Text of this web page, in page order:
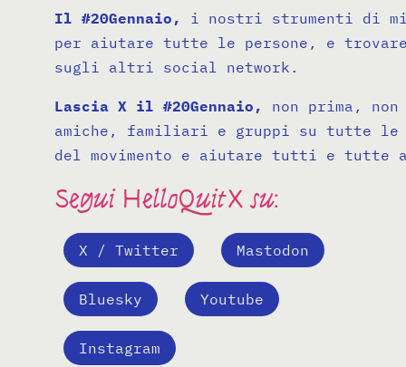
Il #20Gennaio,
i nostri strumenti di
per aiutare tutte le persone, e trovare
sugli altri social network.
Lascia X il #20Gennaio,
non prima,
amiche, familiari e gruppi su tutte le
del movimento e aiutare tutti e tutte
Segui HelloQuitX su:
X / Twitter Mastodon
Bluesky Youtube
Instagram